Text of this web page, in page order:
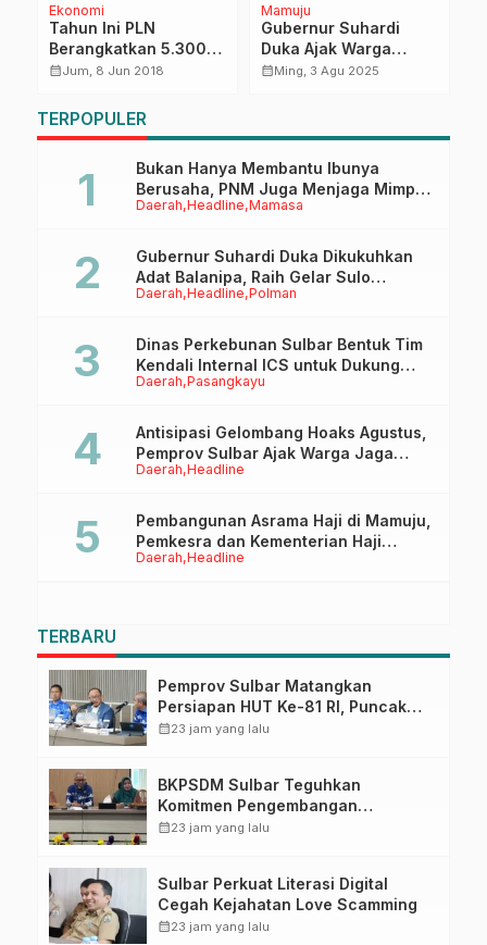
Ekonomi
Tahun Ini PLN
Berangkatkan 5.300
Pemudik Gratis
calendar_monthJum, 8 Jun 2018
Mamuju
Gubernur Suhardi
Duka Ajak Warga
Sulbar Rutin
calendar_monthMing, 3 Agu 2025
TERPOPULER
Daerah Headline Mamasa
Bukan Hanya Membantu Ibunya
Berusaha, PNM Juga Menjaga Mimpi
Anaknya Untuk Menggapai Cita-Cita
Daerah Headline Polman
Gubernur Suhardi Duka Dikukuhkan
Adat Balanipa, Raih Gelar Sulo
Tappidena
Daerah Pasangkayu
Dinas Perkebunan Sulbar Bentuk Tim
Kendali Internal ICS untuk Dukung
Sertifikasi ISPO Pekebun di
Daerah Headline
Antisipasi Gelombang Hoaks Agustus,
Pemprov Sulbar Ajak Warga Jaga
Ruang Digital
Daerah Headline
Pembangunan Asrama Haji di Mamuju,
Pemkesra dan Kementerian Haji
Sulbar Tinjau Lokasi
TERBARU
Pemprov Sulbar Matangkan
Persiapan HUT Ke-81 RI, Puncak
Upacara di Lapangan Ahmad
calendar_month23 jam yang lalu
BKPSDM Sulbar Teguhkan
Komitmen Pengembangan
Kompetensi ASN melalui
calendar_month23 jam yang lalu
Sulbar Perkuat Literasi Digital
Cegah Kejahatan Love Scamming
calendar_month23 jam yang lalu